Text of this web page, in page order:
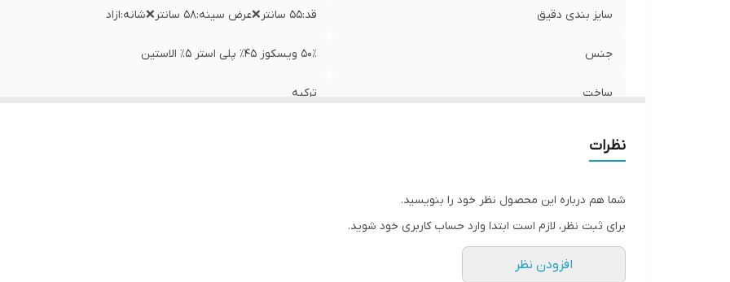
سایز بندی دقیق قد:۵۵ سانتر❌عرض سینه:۵۸ سانتر❌شانه:ازاد
جنس ۵۰٪ ویسکوز ۴۵٪ پلی استر ۵٪ الاستین
ساخت ترکیه
نظرات
شما هم درباره این محصول نظر خود را بنویسید.
برای ثبت نظر، لازم است ابتدا وارد حساب کاربری خود شوید.
افزودن نظر